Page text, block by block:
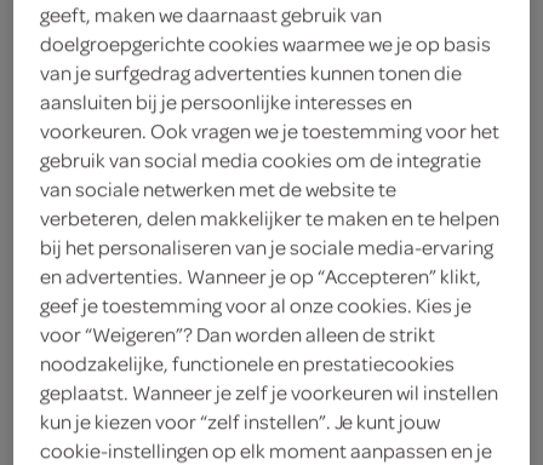
3.
12
1 Stuks
Let op: aanbiedingen zijn niet zichtbaar bij de
producten, maar worden wél automatisch
verwerkt in de winkelmand.
geeft, maken we daarnaast gebruik van
doelgroepgerichte cookies waarmee we je op basis
van je surfgedrag advertenties kunnen tonen die
aansluiten bij je persoonlijke interesses en
voorkeuren. Ook vragen we je toestemming voor het
gebruik van social media cookies om de integratie
van sociale netwerken met de website te
verbeteren, delen makkelijker te maken en te helpen
bij het personaliseren van je sociale media-ervaring
en advertenties. Wanneer je op “Accepteren” klikt,
geef je toestemming voor al onze cookies. Kies je
voor “Weigeren”? Dan worden alleen de strikt
noodzakelijke, functionele en prestatiecookies
geplaatst. Wanneer je zelf je voorkeuren wil instellen
kun je kiezen voor “zelf instellen”. Je kunt jouw
cookie-instellingen op elk moment aanpassen en je